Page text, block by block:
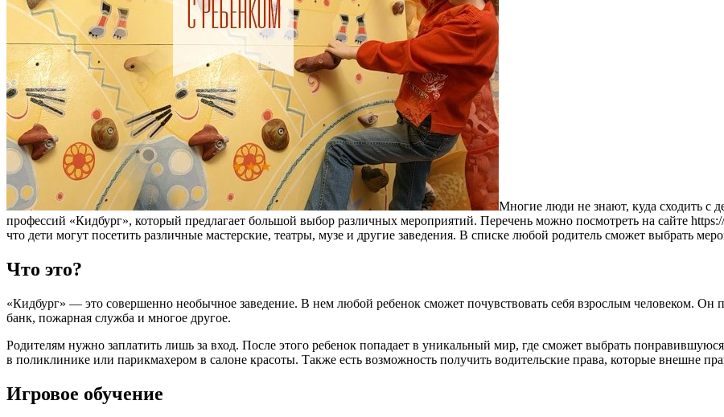
Многие люди не знают, куда сходить с
профессий «Кидбург», который предлагает большой выбор различных мероприятий. Перечень можно посмотреть на сайте
что дети могут посетить различные мастерские, театры, музе и другие заведения. В списке любой родитель сможет выбрать
Что это?
«Кидбург» — это совершенно необычное заведение. В нем любой ребенок сможет почувствовать себя взрослым человеком. Он
банк, пожарная служба и многое другое.
Родителям нужно заплатить лишь за вход. После этого ребенок попадает в уникальный мир, где сможет выбрать
в поликлинике или парикмахером в салоне красоты. Также есть возможность получить водительские права, которые внешне
Игровое обучение